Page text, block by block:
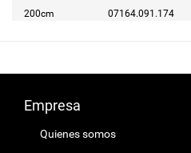
200cm 07164.091.174
Empresa
Quienes somos